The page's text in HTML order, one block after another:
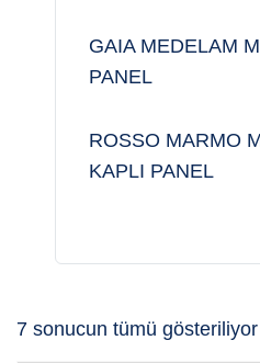
GAIA MEDELAM
PANEL
ROSSO MARMO
KAPLI PANEL
7 sonucun tümü gösteriliyor